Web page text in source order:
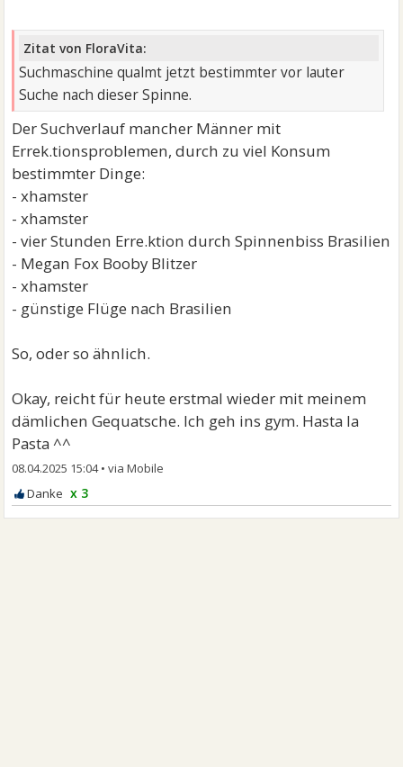
Zitat von FloraVita:
Suchmaschine qualmt jetzt bestimmter vor lauter
Suche nach dieser Spinne.
Der Suchverlauf mancher Männer mit
Errek.tionsproblemen, durch zu viel Konsum
bestimmter Dinge:
- xhamster
- xhamster
- vier Stunden Erre.ktion durch Spinnenbiss Brasilien
- Megan Fox Booby Blitzer
- xhamster
- günstige Flüge nach Brasilien
So, oder so ähnlich.
Okay, reicht für heute erstmal wieder mit meinem
dämlichen Gequatsche. Ich geh ins gym. Hasta la
Pasta ^^
08.04.2025 15:04•
x 3